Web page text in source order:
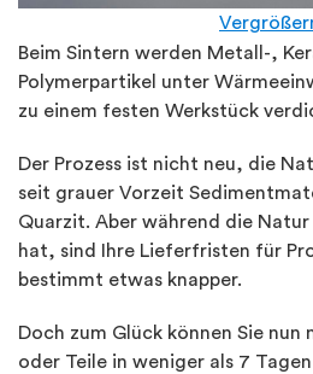
Beim Sintern werden Metall-,
Polymerpartikel unter
zu einem festen Werkstück
Der Prozess ist nicht neu, die
seit grauer Vorzeit
Quarzit. Aber während die
hat, sind Ihre Lieferfristen für
bestimmt etwas knapper.
Doch zum Glück können Sie nun
oder Teile in weniger als 7